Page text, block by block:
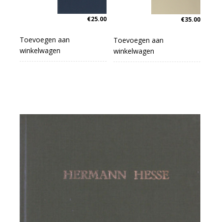
€25.00
Toevoegen aan
winkelwagen
€35.00
Toevoegen aan
winkelwagen